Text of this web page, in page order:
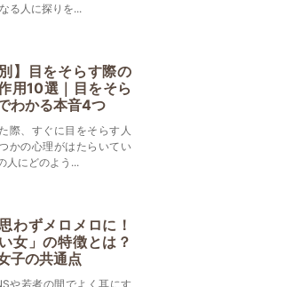
る人に探りを...
別】目をそらす際の
用10選｜目をそら
わかる本音4つ
際、すぐに目をそらす人
かの心理がはたらいてい
人にどのよう...
わずメロメロに！
女」の特徴とは？
子の共通点
や若者の間でよく耳にす